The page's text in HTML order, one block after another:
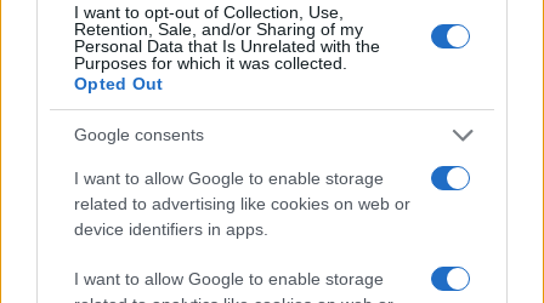
I want to opt-out of Collection, Use,
Retention, Sale, and/or Sharing of my
Personal Data that Is Unrelated with the
Purposes for which it was collected.
Opted Out
Google consents
I want to allow Google to enable storage
related to advertising like cookies on web or
device identifiers in apps.
I want to allow Google to enable storage
γεωγραφικού μήκους. Για σύγκριση, το GFS
χρησιμοποιεί πλέγμα 0,25 μοιρών.
Παρόλα αυτά, οι ερευνητές δήλωσαν επίσης ότι
επειδή ηAIμαθαίνει από τα δεδομένα που της
παρέχονται, θα μπορούσε να προσαρμοστεί για να
προβλέπει τον καιρό σε συγκεκριμένους τομείς, όπως
θερμοκρασίες για την αφρικανική γεωργία ή
στην Ευρώπη. ΤοAardvark μπορεί να ενσωματώσει